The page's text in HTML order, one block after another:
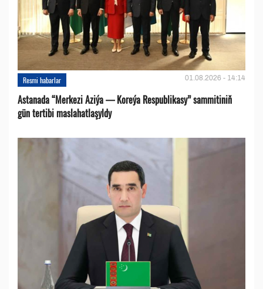
Resmi habarlar 01.08.2026 - 14:14
Astanada “Merkezi Aziýa — Koreýa Respublikasy” sammitiniň
gün tertibi maslahatlaşyldy